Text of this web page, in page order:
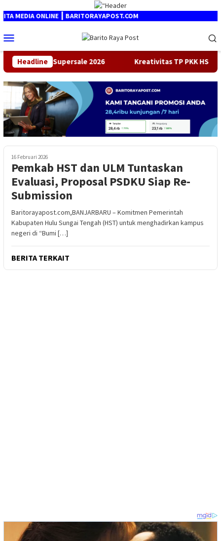
ke ONLINE ┃ BARITORAYAPOST.COM
Mobile
Headline
Supersale 2026 Kreativitas TP PKK HST di Tangan
16 Februari 2026
Pemkab HST dan ULM Tuntaskan
Evaluasi, Proposal PSDKU Siap Re-
Submission
Baritorayapost.com,BANJARBARU – Komitmen Pemerintah
Kabupaten Hulu Sungai Tengah (HST) untuk menghadirkan kampus
negeri di “Bumi […]
BERITA TERKAIT